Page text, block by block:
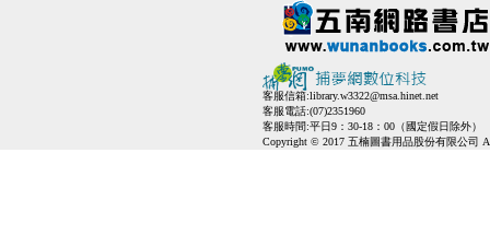
客服信箱:library.w3322@msa.hinet.net
客服電話:(07)2351960
客服時間:平日9：30-18：00（國定假日除外）
Copyright © 2017 五楠圖書用品股份有限公司